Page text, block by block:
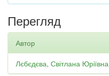
Перегляд
Автор
Лєбєдєва, Світлана Юріївна